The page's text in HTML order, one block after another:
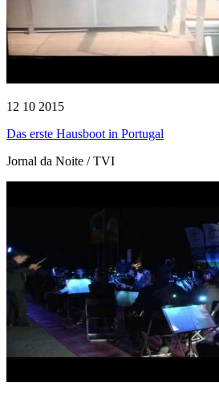
12 10 2015
Das erste Hausboot in Portugal
Jornal da Noite / TVI